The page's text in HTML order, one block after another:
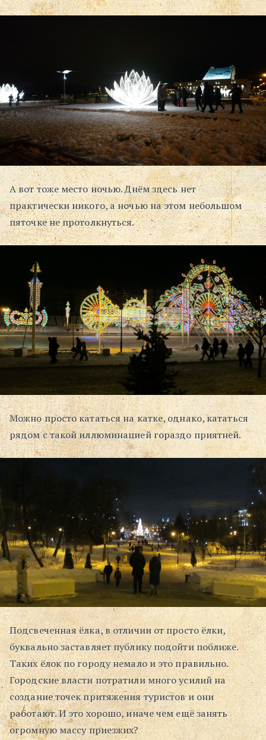
А вот тоже место ночью. Днём здесь нет
практически никого, а ночью на этом небольшом
пяточке не протолкнуться.
Можно просто кататься на катке, однако, кататься
рядом с такой иллюминацией гораздо приятней.
Подсвеченная ёлка, в отличии от просто ёлки,
буквально заставляет публику подойти поближе.
Таких ёлок по городу немало и это правильно.
Городские власти потратили много усилий на
создание точек притяжения туристов и они
работают. И это хорошо, иначе чем ещё занять
огромную массу приезжих?